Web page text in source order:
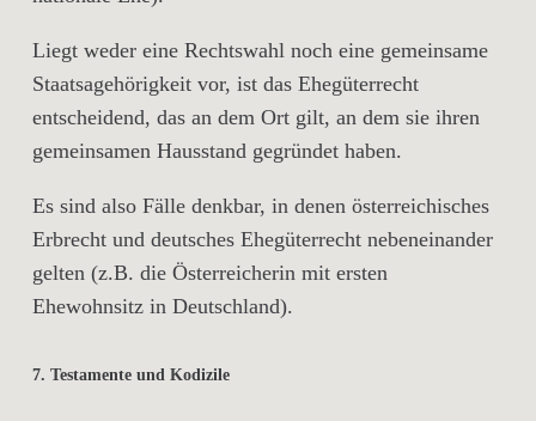
Liegt weder eine Rechtswahl noch eine gemeinsame
Staatsagehörigkeit vor, ist das Ehegüterrecht
entscheidend, das an dem Ort gilt, an dem sie ihren
gemeinsamen Hausstand gegründet haben.
Es sind also Fälle denkbar, in denen österreichisches
Erbrecht und deutsches Ehegüterrecht nebeneinander
gelten (z.B. die Österreicherin mit ersten
Ehewohnsitz in Deutschland).
7. Testamente und Kodizile